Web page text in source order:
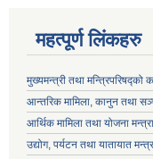
महत्पूर्ण लिंकहरु
मुख्यमन्त्री तथा मन्त्रिपरिषद्को
आन्तरिक मामिला, कानुन तथा
आर्थिक मामिला तथा योजना
उद्योग, पर्यटन तथा यातायात